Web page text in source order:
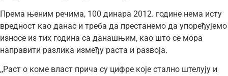
Према њеним речима, 100 динара 2012. године нема исту
вредност као данас и треба да престанемо да упоређујемо
износе из тих година са данашњим, као што се мора
направити разлика између раста и развоја.
,,Раст о коме власт прича су цифре које стално штелују и